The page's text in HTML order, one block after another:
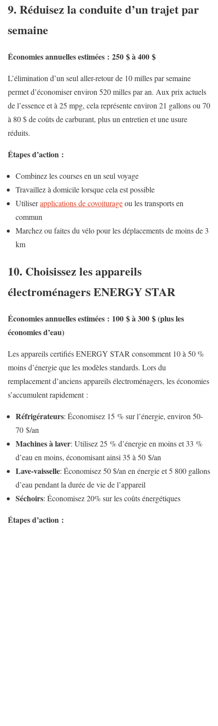
9. Réduisez la conduite d’un trajet par
semaine
Économies annuelles estimées : 250 $ à 400 $
L’élimination d’un seul aller-retour de 10 milles par semaine
permet d’économiser environ 520 milles par an. Aux prix actuels
de l’essence et à 25 mpg, cela représente environ 21 gallons ou 70
à 80 $ de coûts de carburant, plus un entretien et une usure
réduits.
Étapes d’action :
Combinez les courses en un seul voyage
Travaillez à domicile lorsque cela est possible
Utiliserapplications de covoiturageou les transports en
commun
Marchez ou faites du vélo pour les déplacements de moins de 3
km
10. Choisissez les appareils
électroménagers ENERGY STAR
Économies annuelles estimées : 100 $ à 300 $ (plus les
économies d’eau)
Les appareils certifiés ENERGY STAR consomment 10 à 50 %
moins d’énergie que les modèles standards. Lors du
remplacement d’anciens appareils électroménagers, les économies
s’accumulent rapidement :
Réfrigérateurs: Économisez 15 % sur l’énergie, environ 50-
70 $/an
Machines à laver: Utilisez 25 % d’énergie en moins et 33 %
d’eau en moins, économisant ainsi 35 à 50 $/an
Lave-vaisselle: Économisez 50 $/an en énergie et 5 800 gallons
d’eau pendant la durée de vie de l’appareil
Séchoirs: Économisez 20% sur les coûts énergétiques
Étapes d’action :